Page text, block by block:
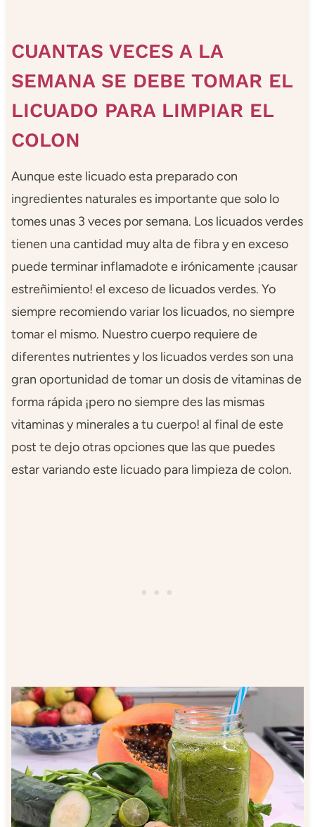
CUANTAS VECES A LA
SEMANA SE DEBE TOMAR EL
LICUADO PARA LIMPIAR EL
COLON
Aunque este licuado esta preparado con
ingredientes naturales es importante que solo lo
tomes unas 3 veces por semana. Los licuados verdes
tienen una cantidad muy alta de fibra y en exceso
puede terminar inflamadote e irónicamente ¡causar
estreñimiento! el exceso de licuados verdes. Yo
siempre recomiendo variar los licuados, no siempre
tomar el mismo. Nuestro cuerpo requiere de
diferentes nutrientes y los licuados verdes son una
gran oportunidad de tomar un dosis de vitaminas de
forma rápida ¡pero no siempre des las mismas
vitaminas y minerales a tu cuerpo! al final de este
post te dejo otras opciones que las que puedes
estar variando este licuado para limpieza de colon.